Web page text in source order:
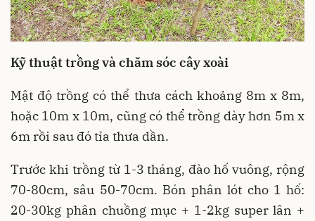
Kỹ thuật trồng và chăm sóc cây xoài
Mật độ trồng có thể thưa cách khoảng 8m x 8m,
hoặc 10m x 10m, cũng có thể trồng dày hơn 5m x
6m rồi sau đó tỉa thưa dần.
Trước khi trồng từ 1-3 tháng, đào hố vuông, rộng
70-80cm, sâu 50-70cm. Bón phân lót cho 1 hố:
20-30kg phân chuồng mục + 1-2kg super lân +